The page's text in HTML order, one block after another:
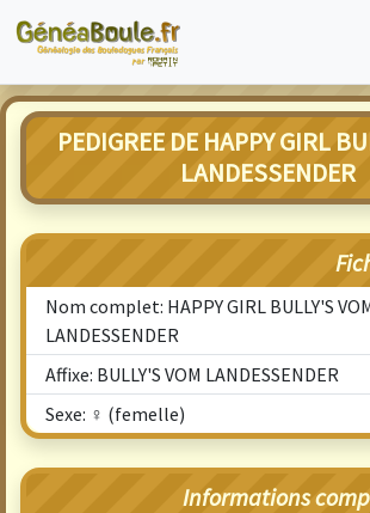
PEDIGREE DE HAPPY GIRL
LANDESSENDER
Nom complet: HAPPY GIRL BULLY'S
LANDESSENDER
Affixe: BULLY'S VOM LANDESSENDER
Sexe: ♀ (femelle)
Informations